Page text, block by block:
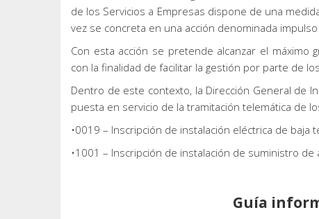
de los Servicios a Empresas dispone de una
vez se concreta en una acción denominada
Con esta acción se pretende alcanzar el máximo
con la finalidad de facilitar la gestión por parte de
Dentro de este contexto, la Dirección General de
puesta en servicio de la tramitación telemática de
•0019 – Inscripción de instalación eléctrica de
•1001 – Inscripción de instalación de suministro
Guía